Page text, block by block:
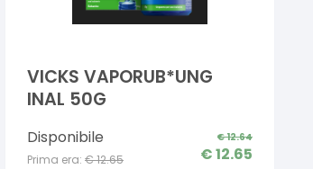
VICKS VAPORUB*UNG
INAL 50G
Disponibile
Prima era: €12.65
€12.64
€12.65